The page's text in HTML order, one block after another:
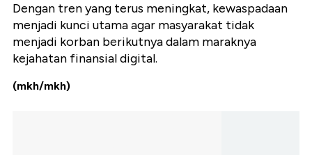
Dengan tren yang terus meningkat, kewaspadaan
menjadi kunci utama agar masyarakat tidak
menjadi korban berikutnya dalam maraknya
kejahatan finansial digital.
(mkh/mkh)